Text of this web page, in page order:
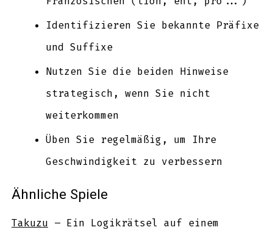
Identifizieren Sie bekannte Präfixe
und Suffixe
Nutzen Sie die beiden Hinweise
strategisch, wenn Sie nicht
weiterkommen
Üben Sie regelmäßig, um Ihre
Geschwindigkeit zu verbessern
Ähnliche Spiele
Takuzu – Ein Logikrätsel auf einem